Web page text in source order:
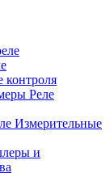
контроля
Реле
Измерительные